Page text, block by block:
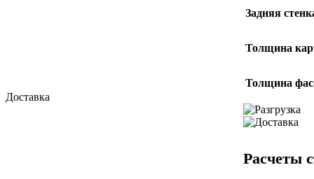
Задняя
Толщина
Толщина
Доставка
Расчеты